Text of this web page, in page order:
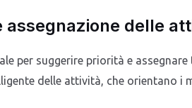
delle
per suggerire priorità e
delle attività, che orientano i